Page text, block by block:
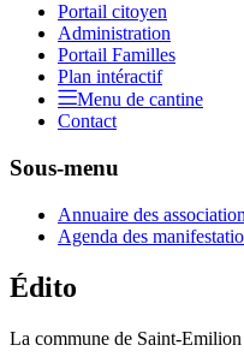
Portail citoyen
Administration
Portail Familles
Plan intéractif
Menu de cantine
Contact
Sous-menu
Annuaire des
Agenda des
Édito
La commune de Saint-